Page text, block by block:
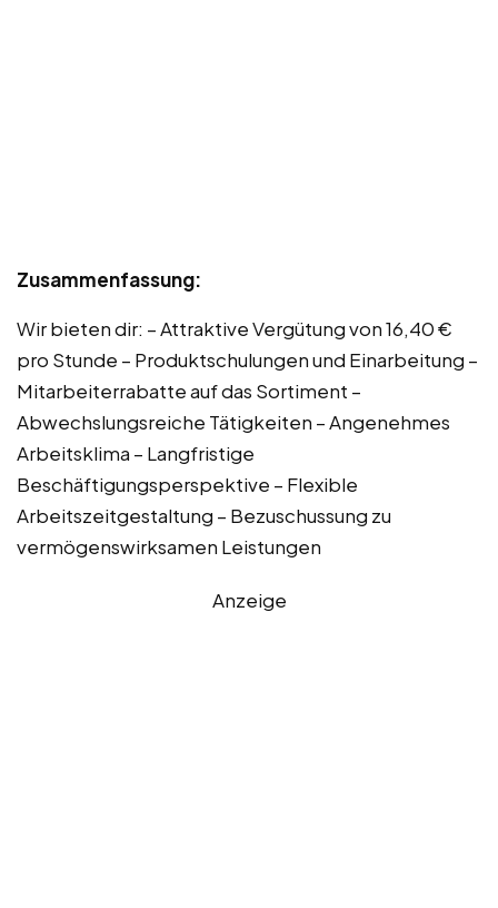
Zusammenfassung:
Wir bieten dir: – Attraktive Vergütung von 16,40 €
pro Stunde – Produktschulungen und Einarbeitung –
Mitarbeiterrabatte auf das Sortiment –
Abwechslungsreiche Tätigkeiten – Angenehmes
Arbeitsklima – Langfristige
Beschäftigungsperspektive – Flexible
Arbeitszeitgestaltung – Bezuschussung zu
vermögenswirksamen Leistungen
Anzeige